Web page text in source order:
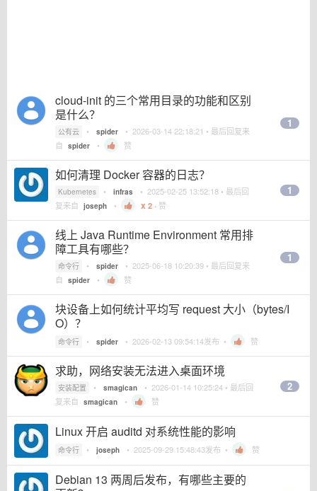
cloud-init 的三个常用目录的功能和区别
是什么？
公有云 • spider • 2026-03-14 22:18:21 • 最后回复来
自 spider • 赞
1
如何清理 Docker 容器的日志？
Kubernetes • infras • 2025-02-25 13:52:18 • 最后回
复来自 joseph • 2 · 赞
1
线上 Java Runtime Environment 常用排
障工具有哪些？
命令行 • spider • 2025-06-18 10:20:39 • 最后回复来
自 spider • 赞
1
块设备上如何统计平均写 request 大小（bytes/I
O）？
命令行 • spider • 2026-02-13 09:54:14发布 • 赞
求助，网络安装无法进入桌面环境
安装配置 • smagican • 2026-01-14 10:25:24 • 最后回
复来自 smagican • 赞
2
Linux 开启 auditd 对系统性能的影响
命令行 • joseph • 2025-09-29 15:48:43发布 • 赞
Debian 13 两周后发布，有哪些主要的